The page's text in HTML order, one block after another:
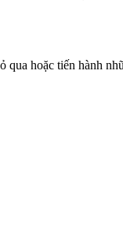
qua hoặc tiến hành